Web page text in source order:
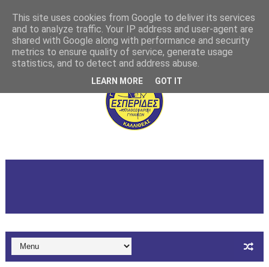
This site uses cookies from Google to deliver its services
and to analyze traffic. Your IP address and user-agent are
shared with Google along with performance and security
metrics to ensure quality of service, generate usage
statistics, and to detect and address abuse.
LEARN MORE GOT IT